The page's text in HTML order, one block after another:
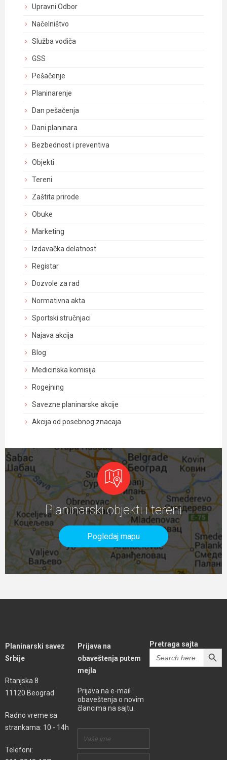
Upravni Odbor
Načelništvo
Služba vodiča
GSS
Pešačenje
Planinarenje
Dan pešačenja
Dani planinara
Bezbednost i preventiva
Objekti
Tereni
Zaštita prirode
Obuke
Marketing
Izdavačka delatnost
Registar
Dozvole za rad
Normativna akta
Sportski stručnjaci
Najava akcija
Blog
Medicinska komisija
Rogejning
Savezne planinarske akcije
Akcija od posebnog znacaja
Planinarski objekti i tereni
Pogledaj mapu
Planinarski savez
Srbije
Rtanjska 8
11120 Beograd
Radno vreme sa
strankama: 10 - 14h
Telefoni:
Prijava na
obaveštenja putem
mejla
Prijava na e-mail
obaveštenja o novim
člancima na sajtu.
Pretraga sajta
Search
for:
SEARCH